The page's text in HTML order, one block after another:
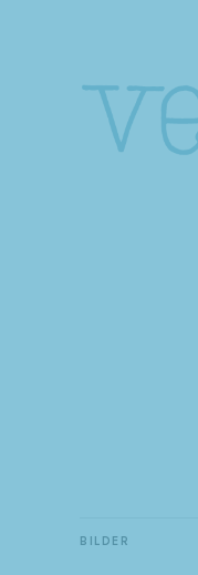
BILDER